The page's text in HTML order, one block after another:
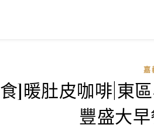
嘉
]暖肚皮咖啡|東
豐盛大